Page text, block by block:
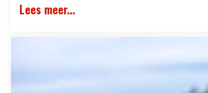
Lees meer...